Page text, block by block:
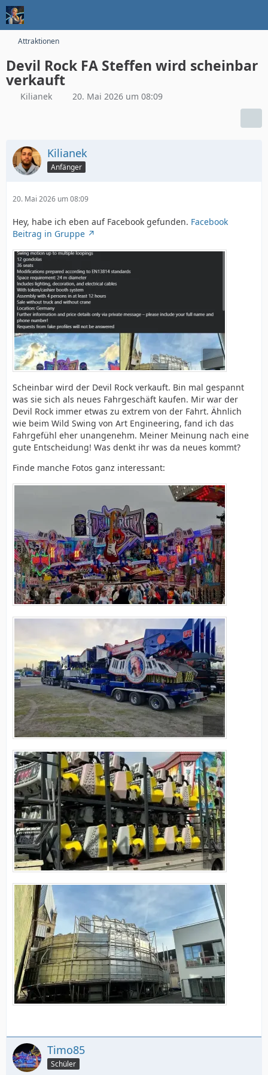
Attraktionen
Devil Rock FA Steffen wird scheinbar
verkauft
Kilianek 20. Mai 2026 um 08:09
Kilianek
Anfänger
20. Mai 2026 um 08:09
Hey, habe ich eben auf Facebook gefunden. Facebook
Beitrag in Gruppe
Scheinbar wird der Devil Rock verkauft. Bin mal gespannt
was sie sich als neues Fahrgeschäft kaufen. Mir war der
Devil Rock immer etwas zu extrem von der Fahrt. Ähnlich
wie beim Wild Swing von Art Engineering, fand ich das
Fahrgefühl eher unangenehm. Meiner Meinung nach eine
gute Entscheidung! Was denkt ihr was da neues kommt?
Finde manche Fotos ganz interessant:
Timo85
Schüler